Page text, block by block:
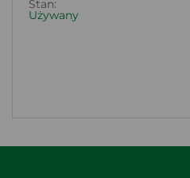
Stan:
Używany